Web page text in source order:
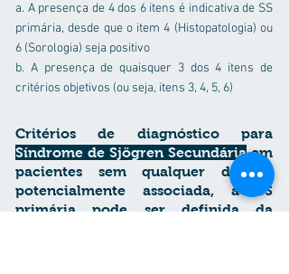
a. A presença de 4 dos 6 itens é indicativa de SS
primária, desde que o item 4 (Histopatologia) ou
6 (Sorologia) seja positivo
b. A presença de quaisquer 3 dos 4 itens de
critérios objetivos (ou seja, itens 3, 4, 5, 6)
Critérios de diagnóstico para
Síndrome de Sjögren Secundária em
pacientes sem qualquer doença
potencialmente associada, a SS
primária pode ser definida da